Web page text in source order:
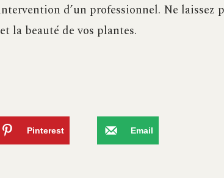
d’un professionnel. Ne laissez
la beauté de vos plantes.
Pinterest Email